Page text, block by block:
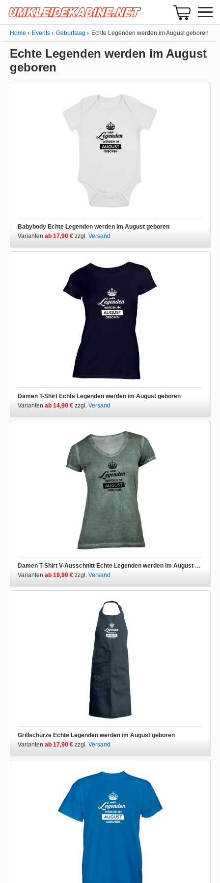
Home Events Geburtstag Echte Legenden werden im August geboren
Echte Legenden werden im August
geboren
Babybody Echte Legenden werden im August geboren
Varianten ab 17,90 € zzgl. Versand
Damen T-Shirt Echte Legenden werden im August geboren
Varianten ab 14,90 € zzgl. Versand
Damen T-Shirt V-Ausschnitt Echte Legenden werden im August geboren
Varianten ab 19,90 € zzgl. Versand
Grillschürze Echte Legenden werden im August geboren
Varianten ab 17,90 € zzgl. Versand